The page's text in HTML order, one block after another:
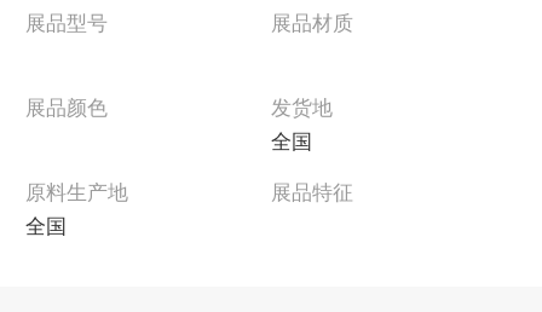
展品型号 展品材质
展品颜色
发货地
全国
原料生产地
全国
展品特征